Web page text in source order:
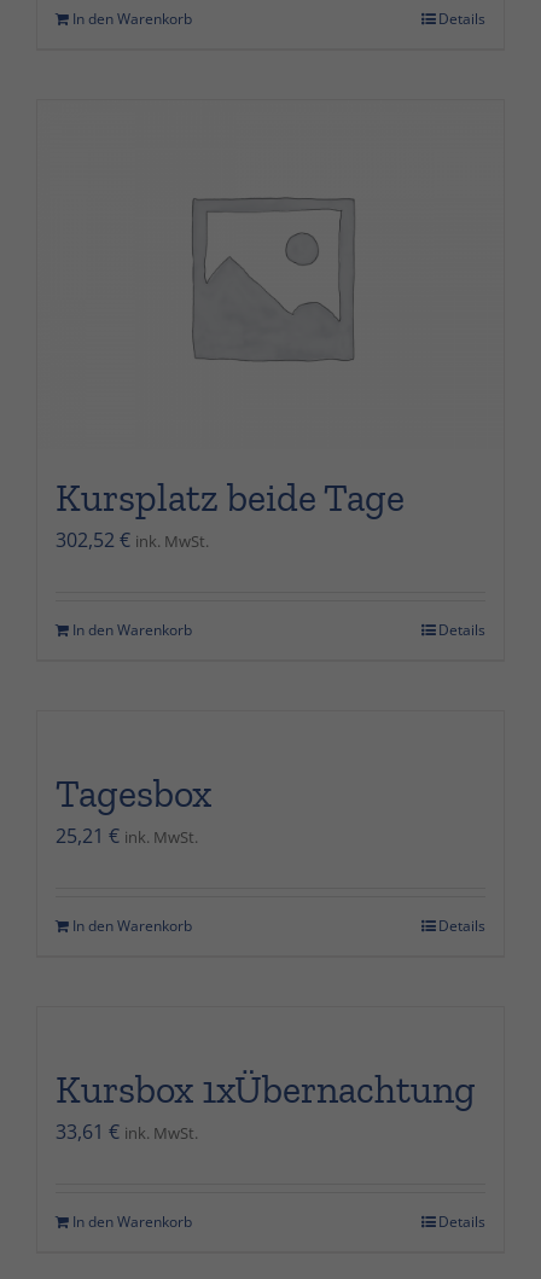
In den Warenkorb Details
Kursplatz beide Tage
302,52€ ink. MwSt.
In den Warenkorb Details
Tagesbox
25,21 € ink. MwSt.
In den Warenkorb Details
Kursbox 1xÜbernachtung
33,61 € ink. MwSt.
In den Warenkorb Details